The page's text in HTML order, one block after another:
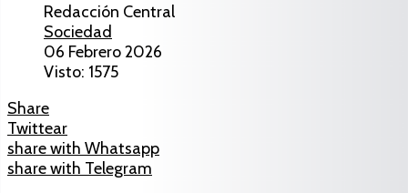
Redacción Central
Sociedad
06 Febrero 2026
Visto: 1575
Share
Twittear
share with Whatsapp
share with Telegram